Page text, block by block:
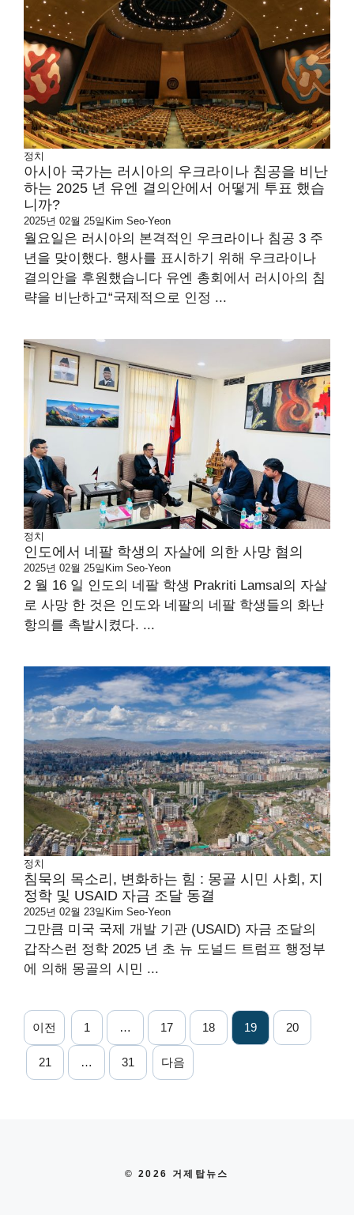
정치
아시아 국가는 러시아의 우크라이나 침공을 비난
하는 2025 년 유엔 결의안에서 어떻게 투표 했습
니까?
2025년 02월 25일 Kim Seo-Yeon
월요일은 러시아의 본격적인 우크라이나 침공 3 주
년을 맞이했다. 행사를 표시하기 위해 우크라이나
결의안을 후원했습니다 유엔 총회에서 러시아의 침
략을 비난하고“국제적으로 인정 ...
정치
인도에서 네팔 학생의 자살에 의한 사망 혐의
2025년 02월 25일 Kim Seo-Yeon
2 월 16 일 인도의 네팔 학생 Prakriti Lamsal의 자살
로 사망 한 것은 인도와 네팔의 네팔 학생들의 화난
항의를 촉발시켰다. ...
정치
침묵의 목소리, 변화하는 힘 : 몽골 시민 사회, 지
정학 및 USAID 자금 조달 동결
2025년 02월 23일 Kim Seo-Yeon
그만큼 미국 국제 개발 기관 (USAID) 자금 조달의
갑작스런 정학 2025 년 초 뉴 도널드 트럼프 행정부
에 의해 몽골의 시민 ...
이전 1 … 17 18 19 20
21 … 31 다음
© 2026 거제탑뉴스